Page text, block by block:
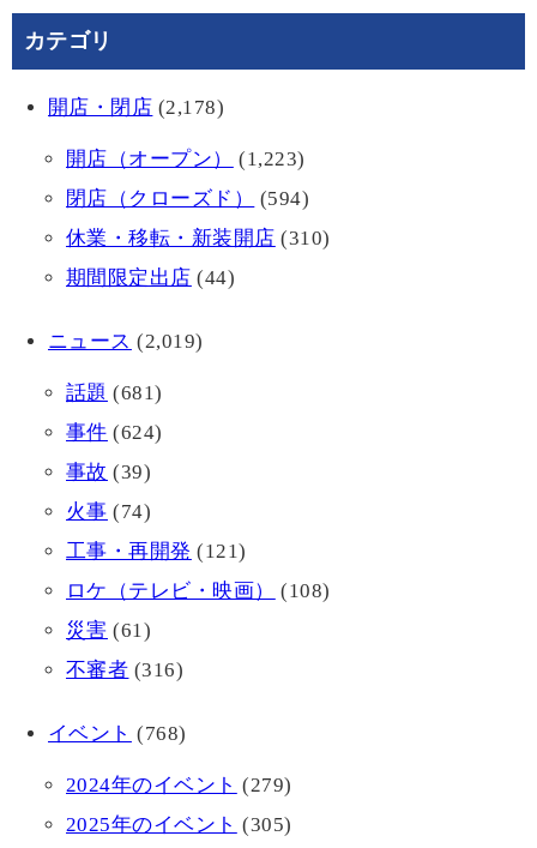
カテゴリ
開店・閉店 (2,178)
開店（オープン）
(1,223)
閉店（クローズド）
(594)
休業・移転・新装開店 (310)
期間限定出店 (44)
ニュース (2,019)
話題 (681)
事件 (624)
事故 (39)
火事 (74)
工事・再開発 (121)
ロケ（テレビ・映画）
(108)
災害 (61)
不審者 (316)
イベント (768)
2024年のイベント (279)
2025年のイベント (305)